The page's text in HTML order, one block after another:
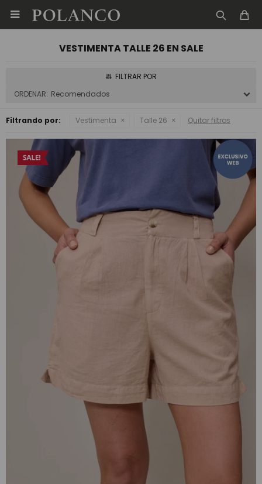

VESTIMENTA TALLE 26 EN SALE
Recomendados
Filtrando por: Vestimenta Talle 26 Quitar filtros